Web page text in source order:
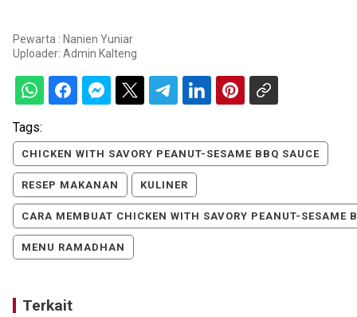
Pewarta : Nanien Yuniar
Uploader: Admin Kalteng
Tags:
CHICKEN WITH SAVORY PEANUT-SESAME BBQ SAUCE
RESEP MAKANAN KULINER
CARA MEMBUAT CHICKEN WITH SAVORY PEANUT-SESAME
MENU RAMADHAN
Terkait